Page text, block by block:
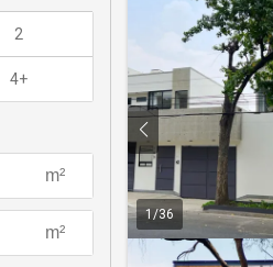
1 /36
2
4+